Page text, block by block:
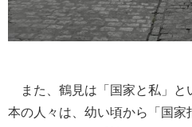
また、鶴見は「国家と私」と
本の人々は、幼い頃から「国家